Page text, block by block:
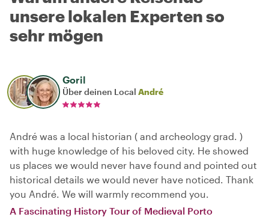
unsere lokalen Experten so
sehr mögen
Goril
Über deinen Local André
André was a local historian ( and archeology grad. )
with huge knowledge of his beloved city. He showed
us places we would never have found and pointed out
historical details we would never have noticed. Thank
you André. We will warmly recommend you.
A Fascinating History Tour of Medieval Porto